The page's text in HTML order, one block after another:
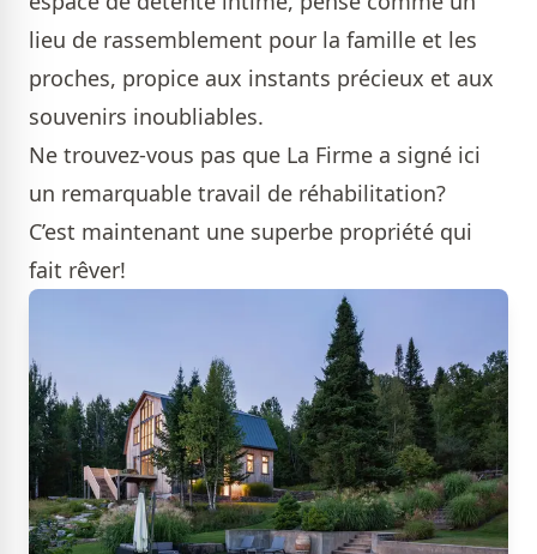
lieu de rassemblement pour la famille et les
proches, propice aux instants précieux et aux
souvenirs inoubliables.
Ne trouvez-vous pas que La Firme a signé ici
un remarquable travail de réhabilitation?
C’est maintenant une superbe propriété qui
fait rêver!